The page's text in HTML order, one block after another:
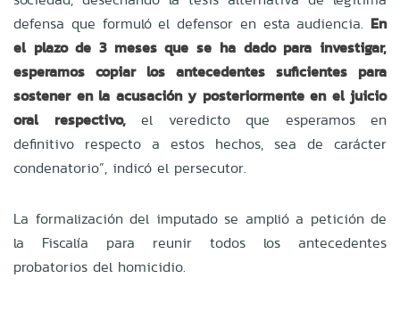
defensa que formuló el defensor en esta audiencia. En
el plazo de 3 meses que se ha dado para investigar,
esperamos copiar los antecedentes suficientes para
sostener en la acusación y posteriormente en el juicio
oral respectivo,el veredicto que esperamos en
definitivo respecto a estos hechos, sea de carácter
condenatorio”, indicó el persecutor.
La formalización del imputado se amplió a petición de
la Fiscalía para reunir todos los antecedentes
probatorios del homicidio.